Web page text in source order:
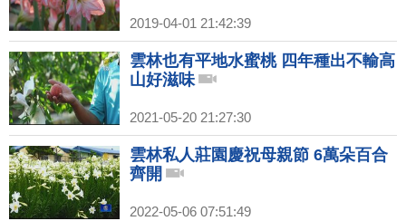
2019-04-01 21:42:39
雲林也有平地水蜜桃 四年種出不輸高
山好滋味
2021-05-20 21:27:30
雲林私人莊園慶祝母親節 6萬朵百合
齊開
2022-05-06 07:51:49